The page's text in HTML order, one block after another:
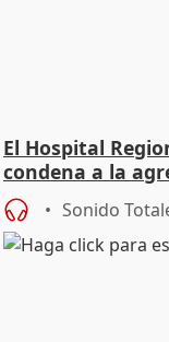
El Hospital
condena a la
Urgencias
Sonido